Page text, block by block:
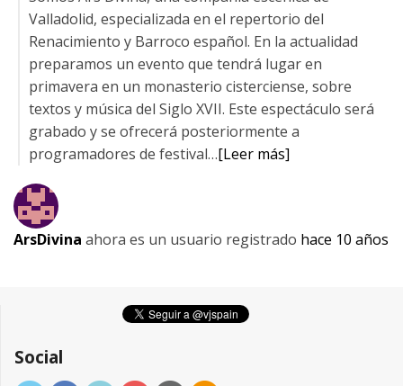
Valladolid, especializada en el repertorio del
Renacimiento y Barroco español. En la actualidad
preparamos un evento que tendrá lugar en
primavera en un monasterio cisterciense, sobre
textos y música del Siglo XVII. Este espectáculo será
grabado y se ofrecerá posteriormente a
programadores de festival…[Leer más]
ArsDivina ahora es un usuario registrado hace 10 años
Social